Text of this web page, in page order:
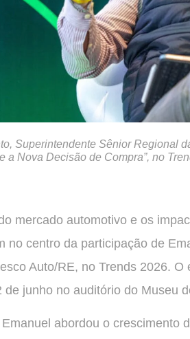
Superintendente Sênior Regional
a Nova Decisão de Compra”, no
mercado automotivo e os
no centro da participação de
Auto/RE, no Trends 2026.
de junho no auditório do Museu
abordou o crescimento